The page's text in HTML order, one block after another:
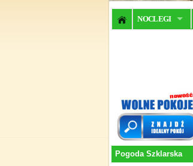
NOCLEGI
Pogoda Szklarska